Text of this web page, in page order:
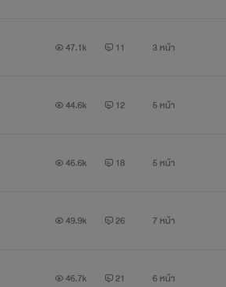
47.1k 11 3 หน้า
44.6k 12 5 หน้า
46.6k 18 5 หน้า
49.9k 26 7 หน้า
46.7k 21 6 หน้า